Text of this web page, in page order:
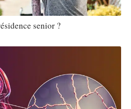
senior ?